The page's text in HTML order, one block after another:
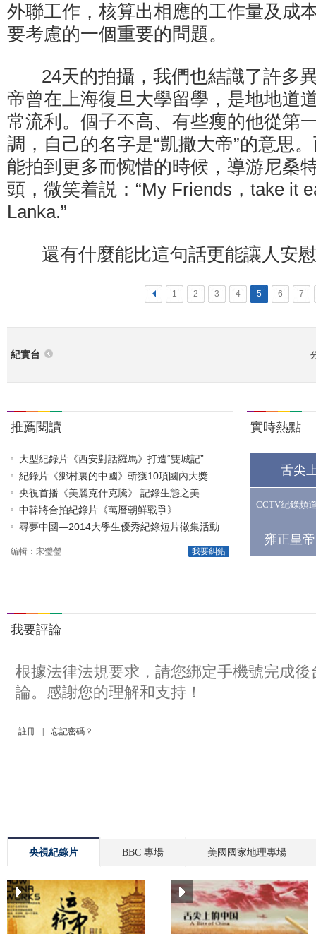
外聯工作，核算出相應的工作量及成
要考慮的一個重要的問題。
24天的拍攝，我們也結識了許多
帝曾在上海復旦大學留學，是地地道
常流利。個子不高、有些瘦的他從第
調，自己的名字是“凱撒大帝”的意思
能拍到更多而惋惜的時候，導游尼桑
頭，微笑着説：“My Friends，take it
Lanka.”
還有什麼能比這句話更能讓人安
< 1 2 3 4 5 6 7
紀實台
推薦閱讀
大型紀錄片《西安對話羅馬》打造“雙城記”
紀錄片《鄉村裏的中國》斬獲10項國內大獎
央視首播《美麗克什克騰》 記錄生態之美
中韓將合拍紀錄片《萬曆朝鮮戰爭》
尋夢中國—2014大學生優秀紀錄短片徵集活動
我要糾錯
編輯：宋瑩瑩
實時熱點
舌尖
CCTV紀錄頻
雍正皇
央視紀錄片 BBC 專場 美國國家地理專場